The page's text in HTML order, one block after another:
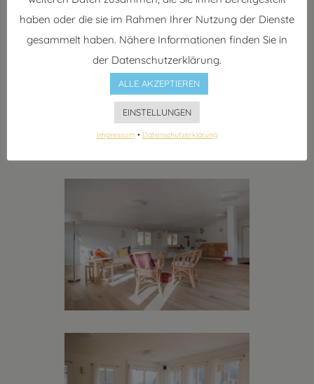
Veranstaltungsort:
Raum Driispiez – Praxis B.-E.
Oberlandstrasse 3, 3700, Spiez,
haben oder die sie im Rahmen Ihrer Nutzung der Dienste
gesammelt haben. Nähere Informationen finden Sie in
der Datenschutzerklärung.
ALLE AKZEPTIEREN
EINSTELLUNGEN
Impressum • Datenschutzerklärung